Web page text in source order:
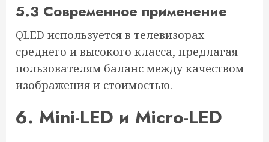
5.3 Современное применение
QLED используется в телевизорах
среднего и высокого класса, предлагая
пользователям баланс между качеством
изображения и стоимостью.
6. Mini-LED и Micro-LED